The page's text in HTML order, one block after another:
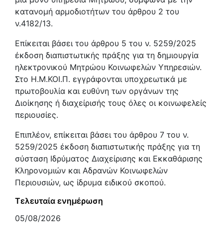
κατανομή αρμοδιοτήτων του άρθρου 2 του
ν.4182/13.
Επίκειται βάσει του άρθρου 5 του ν. 5259/2025
έκδοση διαπιστωτικής πράξης για τη δημιουργία
ηλεκτρονικού Μητρώου Κοινωφελών Υπηρεσιών.
Στο Η.Μ.ΚΟΙ.Π. εγγράφονται υποχρεωτικά με
πρωτοβουλία και ευθύνη των οργάνων της
Διοίκησης ή διαχείρισής τους όλες οι κοινωφελείς
περιουσίες.
Επιπλέον, επίκειται βάσει του άρθρου 7 του ν.
5259/2025 έκδοση διαπιστωτικής πράξης για τη
σύσταση Ιδρύματος Διαχείρισης και Εκκαθάρισης
Κληρονομιών και Αδρανών Κοινωφελών
Περιουσιών, ως ίδρυμα ειδικού σκοπού.
Τελευταία ενημέρωση
05/08/2026